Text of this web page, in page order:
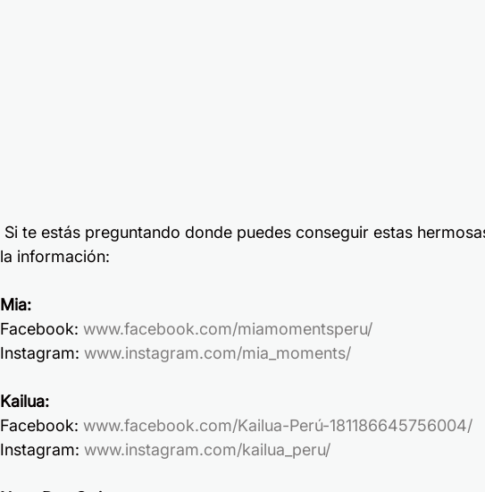
la información:
Mia:
Facebook: www.facebook.com/miamomentsperu/
Instagram: www.instagram.com/mia_moments/
Kailua:
Facebook: www.facebook.com/Kailua-Perú-181186645756004/
Instagram: www.instagram.com/kailua_peru/